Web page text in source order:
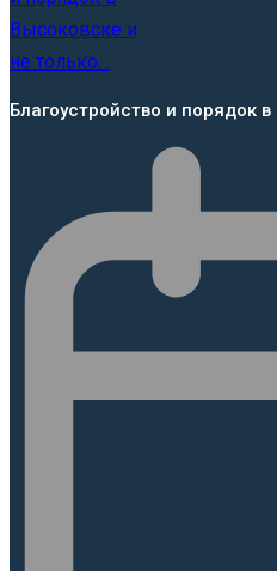
Благоустройство и порядок